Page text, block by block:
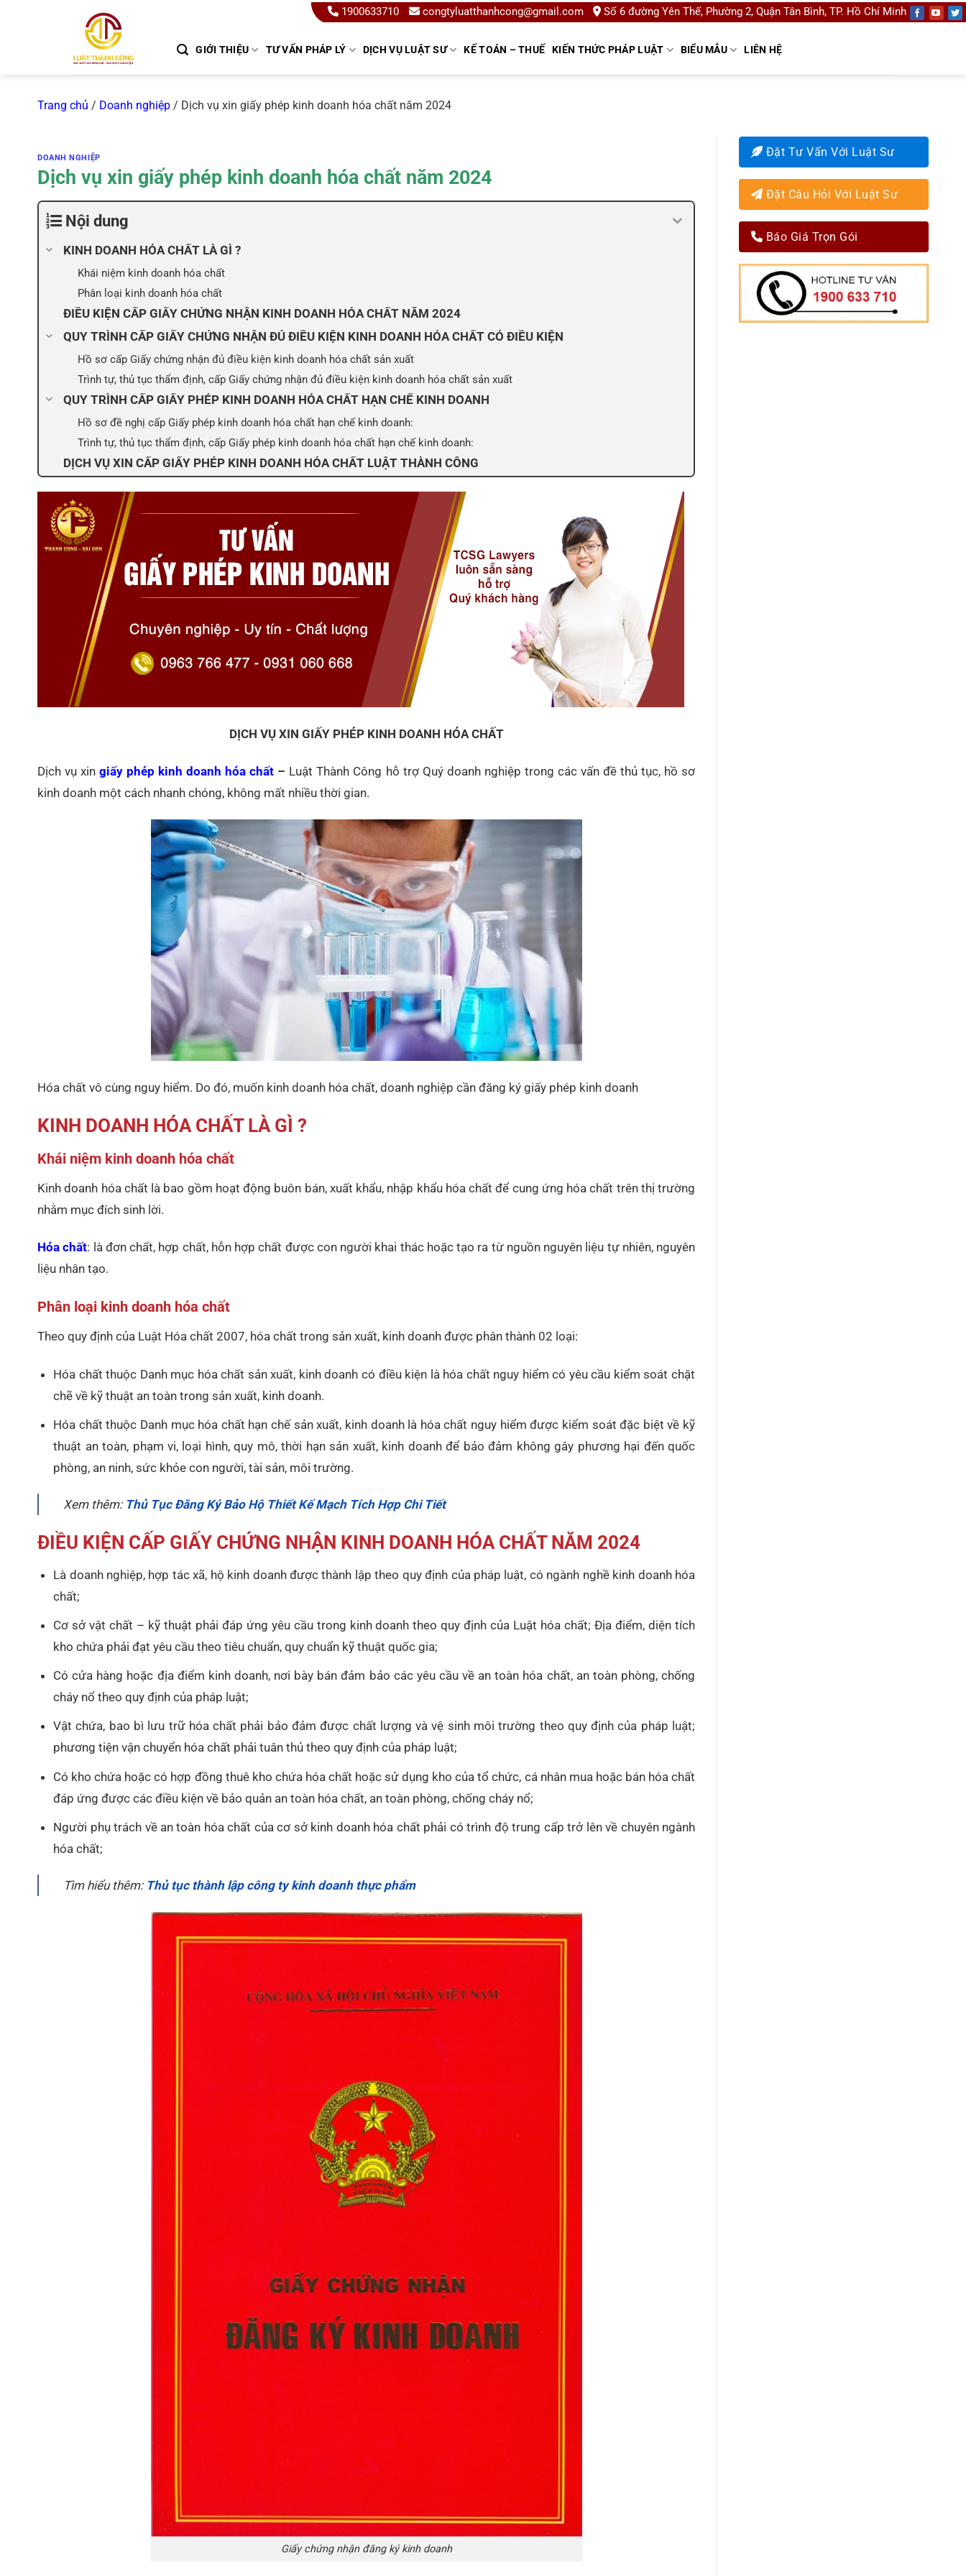
1900633710 congtyluatthanhcong@gmail.com Số 6 đường Yên Thế, Phường 2, Quận Tân Bình, TP. Hồ Chí Minh
GIỚI THIỆU TƯ VẤN PHÁP LÝ DỊCH VỤ LUẬT SƯ KẾ TOÁN – THUẾ KIẾN THỨC PHÁP LUẬT BIỂU MẪU LIÊN HỆ
Trang chủ / Doanh nghiệp / Dịch vụ xin giấy phép kinh doanh hóa chất năm 2024
DOANH NGHIỆP
Dịch vụ xin giấy phép kinh doanh hóa chất năm 2024
Nội dung
KINH DOANH HÓA CHẤT LÀ GÌ ?
Khái niệm kinh doanh hóa chất
Phân loại kinh doanh hóa chất
ĐIỀU KIỆN CẤP GIẤY CHỨNG NHẬN KINH DOANH HÓA CHẤT NĂM 2024
QUY TRÌNH CẤP GIẤY CHỨNG NHẬN ĐỦ ĐIỀU KIỆN KINH DOANH HÓA CHẤT CÓ ĐIỀU KIỆN
Hồ sơ cấp Giấy chứng nhận đủ điều kiện kinh doanh hóa chất sản xuất
Trình tự, thủ tục thẩm định, cấp Giấy chứng nhận đủ điều kiện kinh doanh hóa chất sản xuất
QUY TRÌNH CẤP GIẤY PHÉP KINH DOANH HÓA CHẤT HẠN CHẾ KINH DOANH
Hồ sơ đề nghị cấp Giấy phép kinh doanh hóa chất hạn chế kinh doanh:
Trình tự, thủ tục thẩm định, cấp Giấy phép kinh doanh hóa chất hạn chế kinh doanh:
DỊCH VỤ XIN CẤP GIẤY PHÉP KINH DOANH HÓA CHẤT LUẬT THÀNH CÔNG
DỊCH VỤ XIN GIẤY PHÉP KINH DOANH HÓA CHẤT
Dịch vụ xingiấy phép kinh doanh hóa chất – Luật Thành Công hỗ trợ Quý doanh nghiệp trong các vấn đề thủ tục, hồ sơ
kinh doanh một cách nhanh chóng, không mất nhiều thời gian.
Hóa chất vô cùng nguy hiểm. Do đó, muốn kinh doanh hóa chất, doanh nghiệp cần đăng ký giấy phép kinh doanh
KINH DOANH HÓA CHẤT LÀ GÌ ?
Khái niệm kinh doanh hóa chất
Kinh doanh hóa chất là bao gồm hoạt động buôn bán, xuất khẩu, nhập khẩu hóa chất để cung ứng hóa chất trên thị trường
nhằm mục đích sinh lời.
Hóa chất: là đơn chất, hợp chất, hỗn hợp chất được con người khai thác hoặc tạo ra từ nguồn nguyên liệu tự nhiên, nguyên
liệu nhân tạo.
Phân loại kinh doanh hóa chất
Theo quy định của Luật Hóa chất 2007, hóa chất trong sản xuất, kinh doanh được phân thành 02 loại:
Hóa chất thuộc Danh mục hóa chất sản xuất, kinh doanh có điều kiện là hóa chất nguy hiểm có yêu cầu kiểm soát chặt
chẽ về kỹ thuật an toàn trong sản xuất, kinh doanh.
Hóa chất thuộc Danh mục hóa chất hạn chế sản xuất, kinh doanh là hóa chất nguy hiểm được kiểm soát đặc biệt về kỹ
thuật an toàn, phạm vi, loại hình, quy mô, thời hạn sản xuất, kinh doanh để bảo đảm không gây phương hại đến quốc
phòng, an ninh, sức khỏe con người, tài sản, môi trường.
Xem thêm: Thủ Tục Đăng Ký Bảo Hộ Thiết Kế Mạch Tích Hợp Chi Tiết
ĐIỀU KIỆN CẤP GIẤY CHỨNG NHẬN KINH DOANH HÓA CHẤT NĂM 2024
Là doanh nghiệp, hợp tác xã, hộ kinh doanh được thành lập theo quy định của pháp luật, có ngành nghề kinh doanh hóa
chất;
Cơ sở vật chất – kỹ thuật phải đáp ứng yêu cầu trong kinh doanh theo quy định của Luật hóa chất; Địa điểm, diện tích
kho chứa phải đạt yêu cầu theo tiêu chuẩn, quy chuẩn kỹ thuật quốc gia;
Có cửa hàng hoặc địa điểm kinh doanh, nơi bày bán đảm bảo các yêu cầu về an toàn hóa chất, an toàn phòng, chống
cháy nổ theo quy định của pháp luật;
Vật chứa, bao bì lưu trữ hóa chất phải bảo đảm được chất lượng và vệ sinh môi trường theo quy định của pháp luật;
phương tiện vận chuyển hóa chất phải tuân thủ theo quy định của pháp luật;
Có kho chứa hoặc có hợp đồng thuê kho chứa hóa chất hoặc sử dụng kho của tổ chức, cá nhân mua hoặc bán hóa chất
đáp ứng được các điều kiện về bảo quản an toàn hóa chất, an toàn phòng, chống cháy nổ;
Người phụ trách về an toàn hóa chất của cơ sở kinh doanh hóa chất phải có trình độ trung cấp trở lên về chuyên ngành
hóa chất;
Tìm hiểu thêm: Thủ tục thành lập công ty kinh doanh thực phẩm
Giấy chứng nhận đăng ký kinh doanh
Đặt Tư Vấn Với Luật Sư
Đặt Câu Hỏi Với Luật Sư
Báo Giá Trọn Gói